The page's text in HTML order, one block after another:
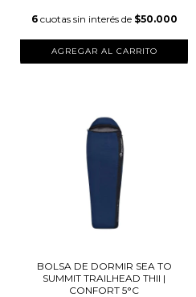
6 cuotas sin interés de $50.000
AGREGAR AL CARRITO
BOLSA DE DORMIR SEA TO
SUMMIT TRAILHEAD THII |
CONFORT 5°C